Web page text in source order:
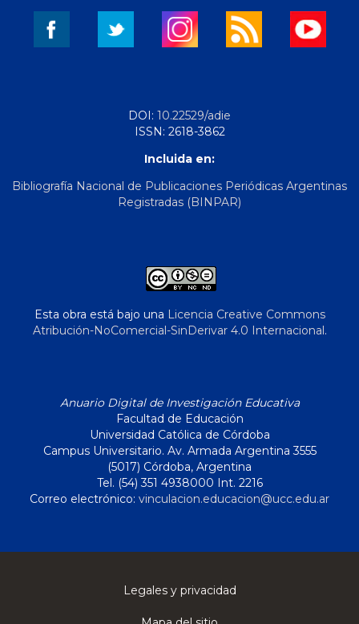
DOI: 10.22529/adie
ISSN: 2618-3862
Incluida en:
Bibliografía Nacional de Publicaciones Periódicas Argentinas
Registradas (BINPAR)
Esta obra está bajo una Licencia Creative Commons
Atribución-NoComercial-SinDerivar 4.0 Internacional.
Anuario Digital de Investigación Educativa
Facultad de Educación
Universidad Católica de Córdoba
Campus Universitario. Av. Armada Argentina 3555
(5017) Córdoba, Argentina
Tel. (54) 351 4938000 Int. 2216
Correo electrónico: vinculacion.educacion@ucc.edu.ar
Legales y privacidad